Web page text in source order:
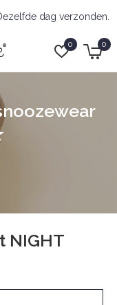
0 0
dag verzonden.
NIGHT